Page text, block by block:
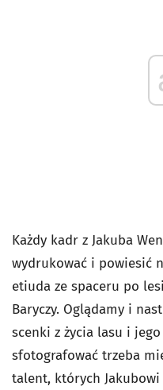
Każdy kadr z Jakuba
wydrukować i powiesić
etiuda ze spaceru po
Baryczy. Oglądamy i
scenki z życia lasu i
sfotografować trzeba
talent, których